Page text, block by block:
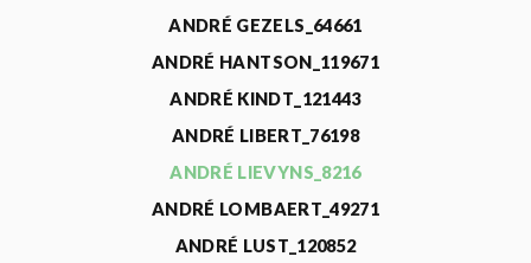
ANDRÉ GEZELS_64661
ANDRÉ HANTSON_119671
ANDRÉ KINDT_121443
ANDRÉ LIBERT_76198
ANDRÉ LIEVYNS_8216
ANDRÉ LOMBAERT_49271
ANDRÉ LUST_120852